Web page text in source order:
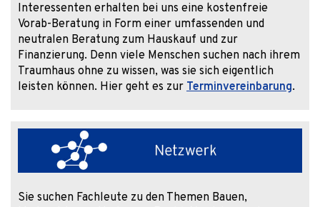
Interessenten erhalten bei uns eine kostenfreie
Vorab-Beratung in Form einer umfassenden und
neutralen Beratung zum Hauskauf und zur
Finanzierung. Denn viele Menschen suchen nach ihrem
Traumhaus ohne zu wissen, was sie sich eigentlich
leisten können. Hier geht es zur Terminvereinbarung.
Sie suchen Fachleute zu den Themen Bauen,